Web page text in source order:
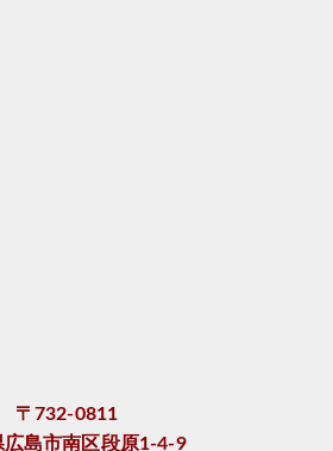
〒732-0811
広島市南区段原1-4-9